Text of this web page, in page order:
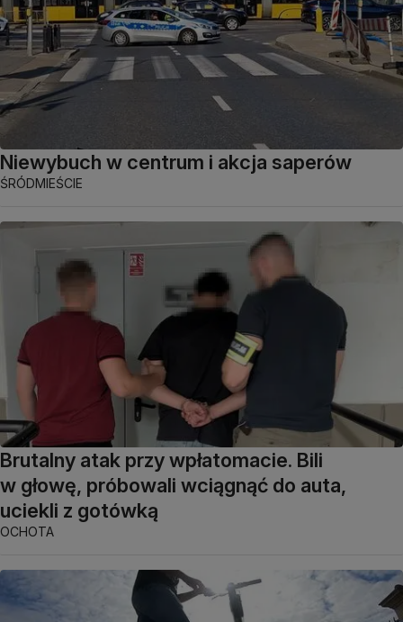
Niewybuch w centrum i akcja saperów
ŚRÓDMIEŚCIE
Brutalny atak przy wpłatomacie. Bili
w głowę, próbowali wciągnąć do auta,
uciekli z gotówką
OCHOTA